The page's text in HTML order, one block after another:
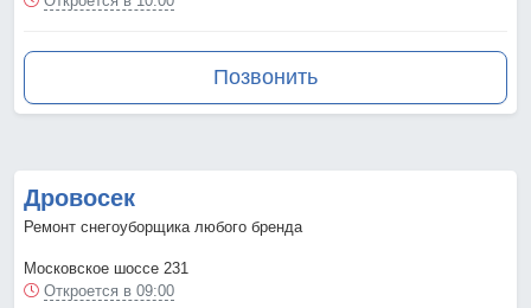
Позвонить
Дровосек
Ремонт снегоуборщика любого бренда
Московское шоссе 231
Откроется в 09:00